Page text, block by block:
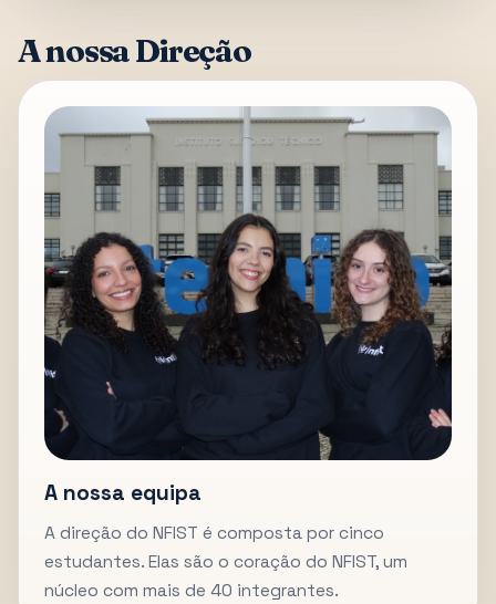
A nossa Direção
A nossa equipa
A direção do NFIST é composta por cinco
estudantes. Elas são o coração do NFIST, um
núcleo com mais de 40 integrantes.